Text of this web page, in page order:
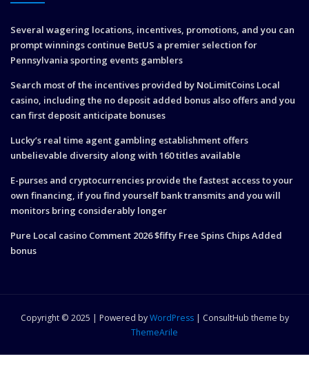
Several wagering locations, incentives, promotions, and you can
prompt winnings continue BetUS a premier selection for
Pennsylvania sporting events gamblers
Search most of the incentives provided by NoLimitCoins Local
casino, including the no deposit added bonus also offers and you
can first deposit anticipate bonuses
Lucky’s real time agent gambling establishment offers
unbelievable diversity along with 160 titles available
E-purses and cryptocurrencies provide the fastest access to your
own financing, if you find yourself bank transmits and you will
monitors bring considerably longer
Pure Local casino Comment 2026 $fifty Free Spins Chips Added
bonus
Copyright © 2025 | Powered byWordPress | ConsultHub theme by
ThemeArile